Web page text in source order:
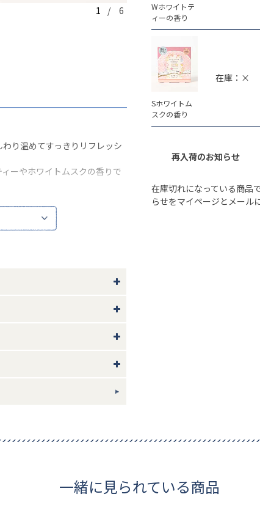
Wホワイトティーの香り
1 / 6
り温めてすっきりリフレッシ
ーやホワイトムスクの香りで
Wホワイトテ
ィーの香り
Sホワイトム
スクの香り
在庫：×
再入荷のお知らせ
在庫切れになっている商品
らせをマイページとメール
一緒に見られている商品